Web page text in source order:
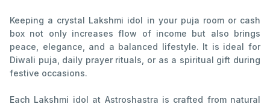
Keeping a crystal Lakshmi idol in your puja room or cash
box not only increases flow of income but also brings
peace, elegance, and a balanced lifestyle. It is ideal for
Diwali puja, daily prayer rituals, or as a spiritual gift during
festive occasions.
Each Lakshmi idol at Astroshastra is crafted from natural